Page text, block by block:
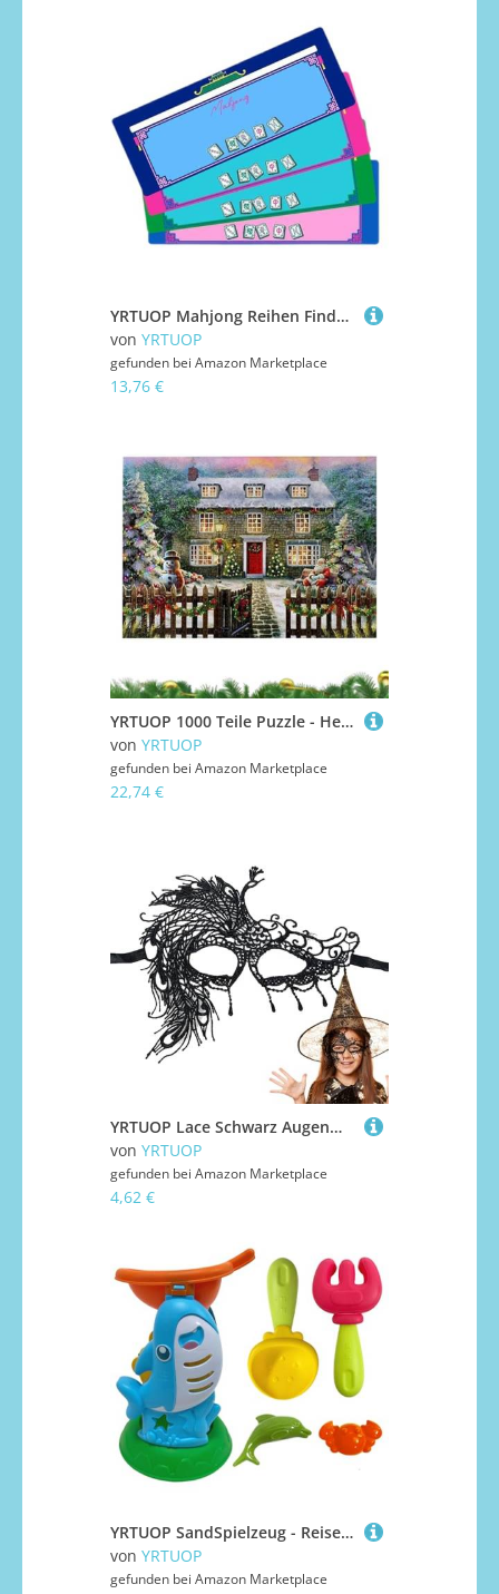
YRTUOP Mahjong Reihen Finder | Anfängerhilfe Für Mah-Jongg,4 Stück Linienfinder mit klaren Markierungen für Erwachsene für Zuhause, Outdoor, Reisen, Spieleabend, Urlaub, Picknick sowie Roadtrip
von YRTUOP
gefunden bei Amazon Marketplace
13,76 €
YRTUOP 1000 Teile Puzzle - Herausfordernde Weihnachtsmotive Für Erwachsene,Knobelspiel Interaktives Familienspiel Für Alle Altersgruppen Festliche Spieleabende
von YRTUOP
gefunden bei Amazon Marketplace
22,74 €
YRTUOP Lace Schwarz Augenmaske | Elegante Gesichtsmaske Augenklappe für Mädchen Damen Teenager | Halloween Karneval Blindfold für Damen Teenager Mädchen Bühnenauftritt Geburtstag
von YRTUOP
gefunden bei Amazon Marketplace
4,62 €
YRTUOP SandSpielzeug - Reise-Sandkastenspielzeug,Tierformen Interaktiver Spielspaß Für Kinder Wasserspiel Urlaub Familie Outdoor
von YRTUOP
gefunden bei Amazon Marketplace